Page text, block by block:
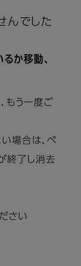
んでした
か移動、
もう一度ご
場合は、ペ
終了し消去
さい